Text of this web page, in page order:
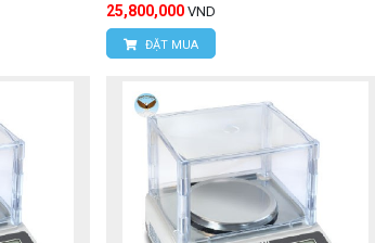
25,800,000 VND
ĐẶT MUA